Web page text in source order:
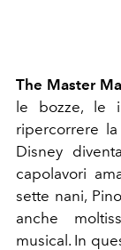
The Master
le bozze, le
ripercorrere
Disney
capolavori
sette nani,
anche
musical. In